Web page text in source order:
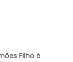
Filho é